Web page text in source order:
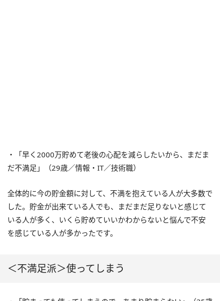
・「早く2000万貯めて老後の心配を減らしたいから、まだま
だ不満足」（29歳／情報・IT／技術職）
全体的に今の貯金額に対して、不満を抱えている人が大多数で
した。貯金が出来ている人でも、まだまだ足りないと感じて
いる人が多く、いくら貯めていいかわからないと悩んで不安
を感じている人が多かったです。
＜不満足派＞使ってしまう